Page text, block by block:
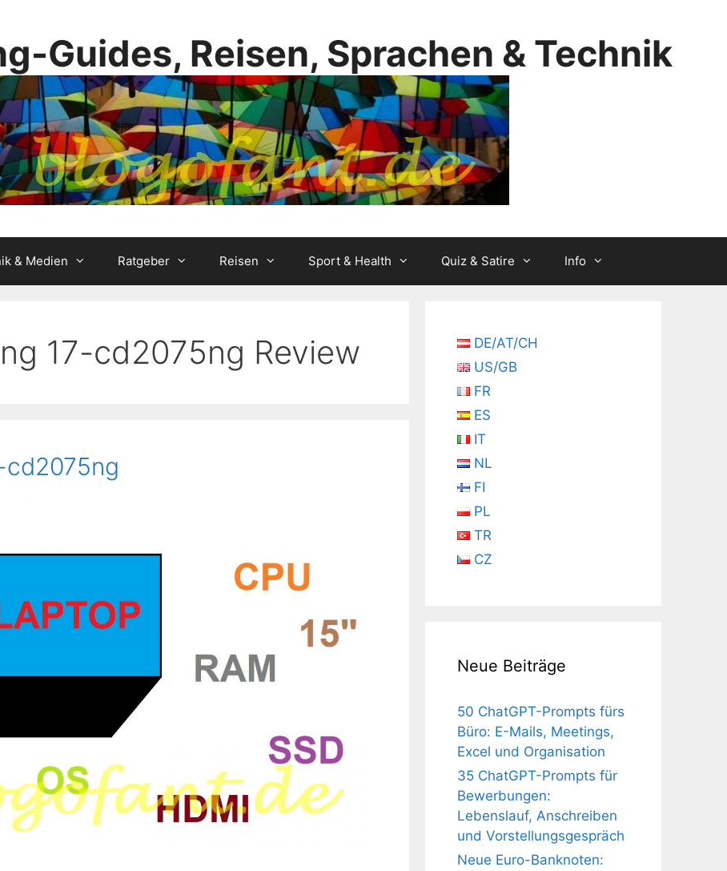
Guides, Reisen, Sprachen & Technik
& Medien Ratgeber Reisen Sport & Health Quiz & Satire Info
17-cd2075ng Review
cd2075ng
DE/AT/CH
US/GB
FR
ES
IT
NL
FI
PL
TR
CZ
Neue Beiträge
50 ChatGPT-Prompts fürs
Büro: E-Mails, Meetings,
Excel und Organisation
35 ChatGPT-Prompts für
Bewerbungen:
Lebenslauf, Anschreiben
und Vorstellungsgespräch
Neue Euro-Banknoten: